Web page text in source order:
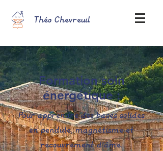
Théo Chevreuil
Formation soin
énergétique :
Pour apprendre des bases solides
en pendule, magnétisme et
recouvrement d'âme.